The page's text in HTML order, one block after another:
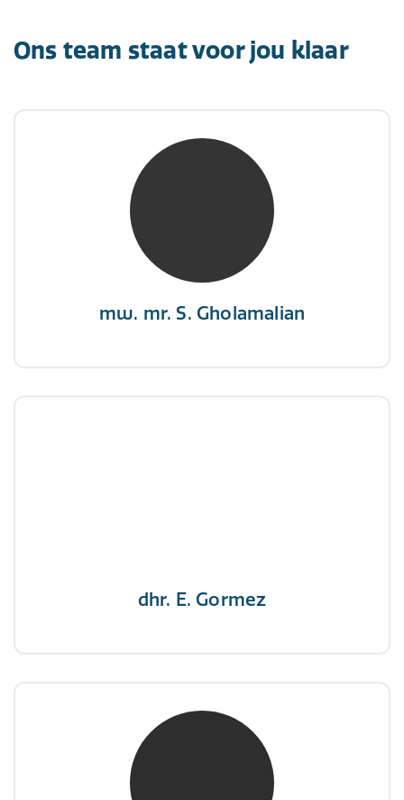
Ons team staat voor jou klaar
mw. mr. S. Gholamalian
mw. mr. S. Gholamalian
NIVRE Register-Expert
“Als je de richting van de wind niet kunt
veranderen, verander dan de stand van je
dhr. E. Gormez
mw. mr. H.A. de Jongh
NIVRE Register-Expert
"There is no elevator to succes, you need to